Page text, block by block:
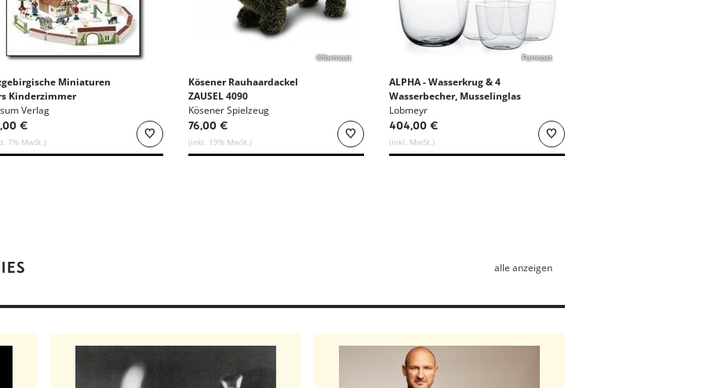
Miniaturen
Kinderzimmer
Verlag
€
7% MwSt.)
©formost
Kösener Rauhaardackel
ZAUSEL 4090
Kösener Spielzeug
76,00 €
(inkl. 19% MwSt.)
Formost
ALPHA - Wasserkrug & 4
Wasserbecher, Musselinglas
von Lobmeyr
Lobmeyr
404,00 €
(inkl. MwSt.)
alle anzeigen